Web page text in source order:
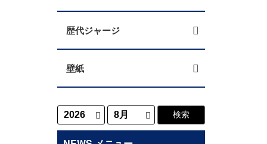
歴代ジャージ
壁紙